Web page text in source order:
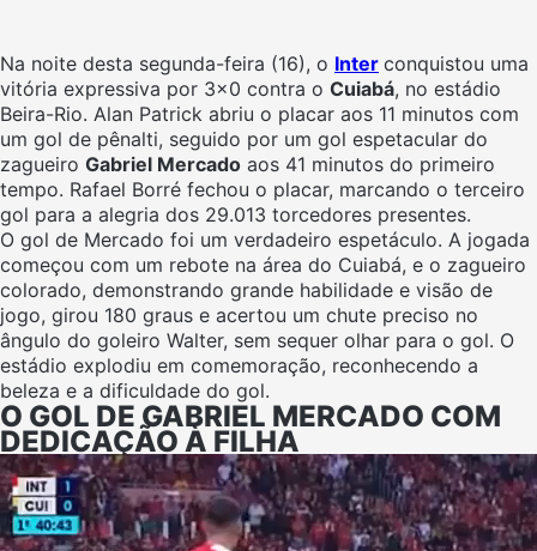
Na noite desta segunda-feira (16), o Inter conquistou uma
vitória expressiva por 3×0 contra o Cuiabá, no estádio
Beira-Rio. Alan Patrick abriu o placar aos 11 minutos com
um gol de pênalti, seguido por um gol espetacular do
zagueiro Gabriel Mercado aos 41 minutos do primeiro
tempo. Rafael Borré fechou o placar, marcando o terceiro
gol para a alegria dos 29.013 torcedores presentes.
O gol de Mercado foi um verdadeiro espetáculo. A jogada
começou com um rebote na área do Cuiabá, e o zagueiro
colorado, demonstrando grande habilidade e visão de
jogo, girou 180 graus e acertou um chute preciso no
ângulo do goleiro Walter, sem sequer olhar para o gol. O
estádio explodiu em comemoração, reconhecendo a
beleza e a dificuldade do gol.
O GOL DE GABRIEL MERCADO COM
DEDICAÇÃO À FILHA